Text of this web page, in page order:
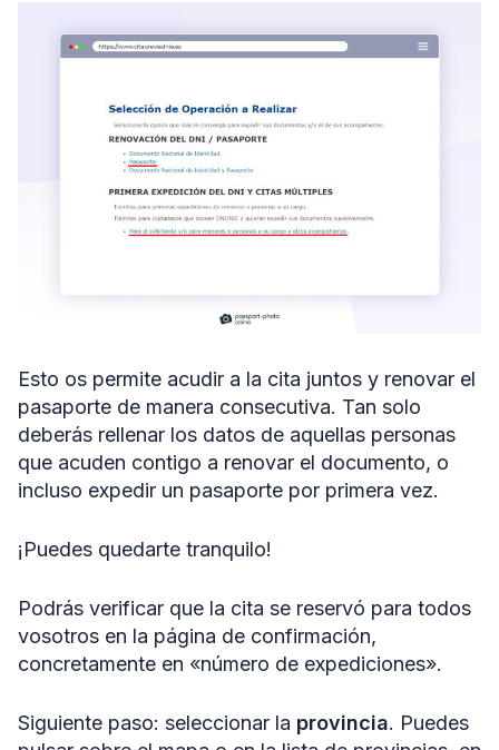
Esto os permite acudir a la cita juntos y renovar el
pasaporte de manera consecutiva. Tan solo
deberás rellenar los datos de aquellas personas
que acuden contigo a renovar el documento, o
incluso expedir un pasaporte por primera vez.
¡Puedes quedarte tranquilo!
Podrás verificar que la cita se reservó para todos
vosotros en la página de confirmación,
concretamente en «número de expediciones».
Siguiente paso: seleccionar la provincia. Puedes